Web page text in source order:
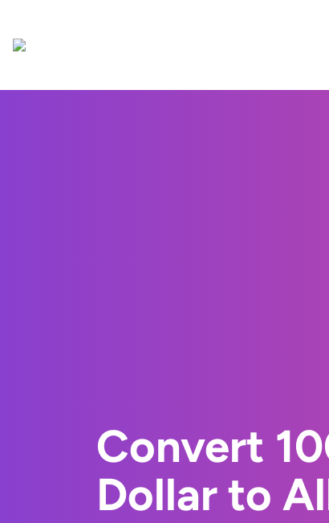
Convert
Dollar to